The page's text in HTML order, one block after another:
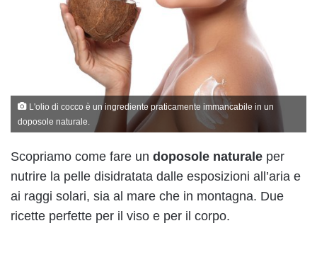
L'olio di cocco è un ingrediente praticamente immancabile in un
doposole naturale.
Scopriamo come fare un doposole naturale per
nutrire la pelle disidratata dalle esposizioni all’aria e
ai raggi solari, sia al mare che in montagna. Due
ricette perfette per il viso e per il corpo.